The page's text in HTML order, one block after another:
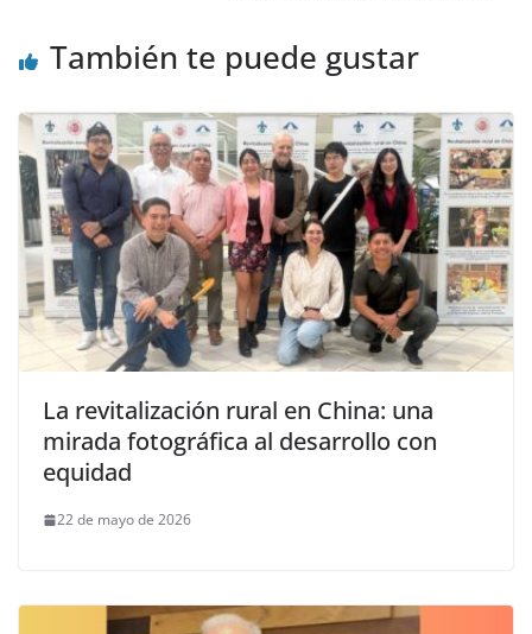
También te puede gustar
La revitalización rural en China: una
mirada fotográfica al desarrollo con
equidad
22 de mayo de 2026